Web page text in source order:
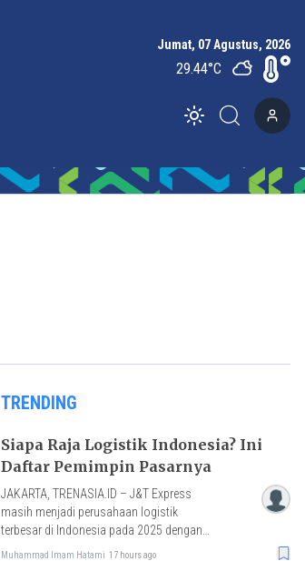
Jumat, 07 Agustus, 2026
29.44°C
Toggle theme
TRENDING
Siapa Raja Logistik Indonesia? Ini
Daftar Pemimpin Pasarnya
JAKARTA, TRENASIA.ID – J&T Express
masih menjadi perusahaan logistik
terbesar di Indonesia pada 2025 dengan
pangsa pasar sekitar 30%, disusul Shopee
Muhammad Imam Hatami 17 hours ago